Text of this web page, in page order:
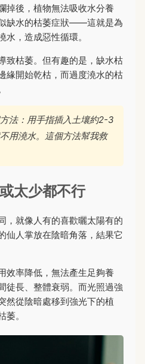
掉後，植物無法吸收水分養
缺水的枯萎症狀——這就是為
，造成惡性循環。
致枯萎。但有趣的是，缺水枯
緣開始乾枯，而過度澆水的枯
法：用手指插入土壤約2-3
用澆水。這個方法幫我救
太少都不行
，就像人有的喜歡曬太陽有的
仙人掌放在陰暗角落，結果它
效率降低，無法產生足夠養
徒長、整體衰弱。而光照過強
然從陰暗處移到強光下的植
。